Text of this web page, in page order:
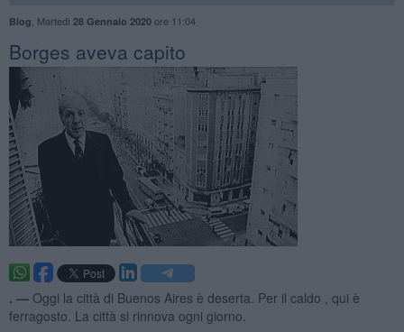
Blog Martedì 28 Gennaio 2020ore 11:04
Borges aveva capito
. — Oggi la città di Buenos Aires è deserta. Per il caldo , qui è
ferragosto. La città si rinnova ogni giorno.